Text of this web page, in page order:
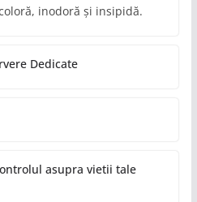
inodoră și insipidă.
Dedicate
asupra vietii tale